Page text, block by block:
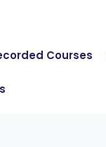
Courses